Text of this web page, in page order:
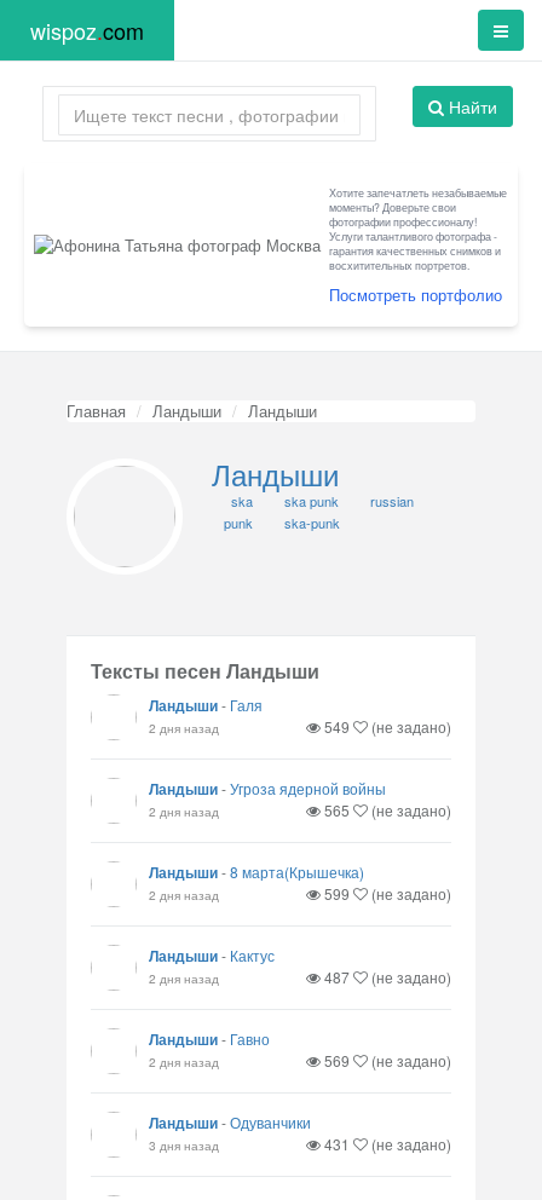
wispoz.com
Найти
Хотите запечатлеть незабываемые
моменты? Доверьте свои
фотографии профессионалу!
Услуги талантливого фотографа -
гарантия качественных снимков и
восхитительных портретов.
Посмотреть портфолио
Главная Ландыши Ландыши
Ландыши
ska ska punk
russian
punk
ska-punk
Тексты песен Ландыши
Ландыши- Галя
2 дня назад 549 (не задано)
Ландыши-Угроза ядерной войны
2 дня назад 565 (не задано)
Ландыши-8 марта(Крышечка)
2 дня назад 599 (не задано)
Ландыши- Кактус
2 дня назад 487 (не задано)
Ландыши- Гавно
2 дня назад 569 (не задано)
Ландыши-Одуванчики
3 дня назад 431 (не задано)